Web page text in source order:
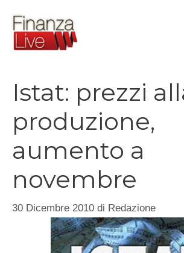
contenuto
Istat: prezzi
produzione,
aumento a
novembre
30 Dicembre 2010 di Redazione